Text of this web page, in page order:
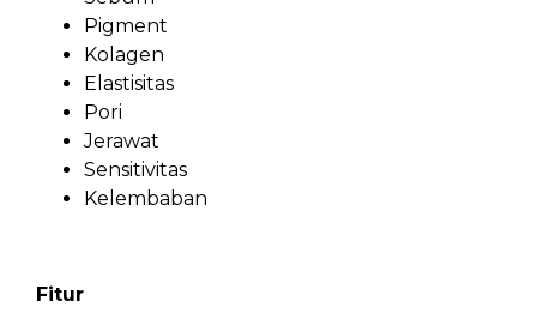
Pigment
Kolagen
Elastisitas
Pori
Jerawat
Sensitivitas
Kelembaban
Fitur